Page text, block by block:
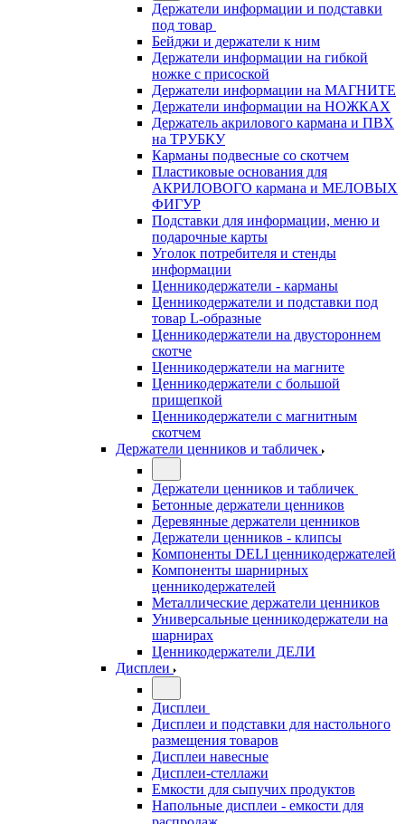
Держатели информации и подставки
под товар
Бейджи и держатели к ним
Держатели информации на гибкой
ножке с присоской
Держатели информации на МАГНИТЕ
Держатели информации на НОЖКАХ
Держатель акрилового кармана и ПВХ
на ТРУБКУ
Карманы подвесные со скотчем
Пластиковые основания для
АКРИЛОВОГО кармана и МЕЛОВЫХ
ФИГУР
Подставки для информации, меню и
подарочные карты
Уголок потребителя и стенды
информации
Ценникодержатели - карманы
Ценникодержатели и подставки под
товар L-образные
Ценникодержатели на двустороннем
скотче
Ценникодержатели на магните
Ценникодержатели с большой
прищепкой
Ценникодержатели с магнитным
скотчем
Держатели ценников и табличек
Держатели ценников и табличек
Бетонные держатели ценников
Деревянные держатели ценников
Держатели ценников - клипсы
Компоненты DELI ценникодержателей
Компоненты шарнирных
ценникодержателей
Металлические держатели ценников
Универсальные ценникодержатели на
шарнирах
Ценникодержатели ДЕЛИ
Дисплеи
Дисплеи
Дисплеи и подставки для настольного
размещения товаров
Дисплеи навесные
Дисплеи-стеллажи
Емкости для сыпучих продуктов
Напольные дисплеи - емкости для